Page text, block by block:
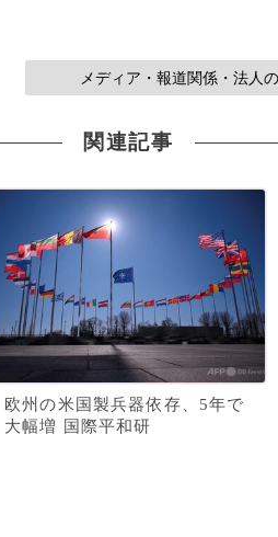
メディア・報道関係・法人
関連記事
欧州の米国製兵器依存、5年で
大幅増 国際平和研